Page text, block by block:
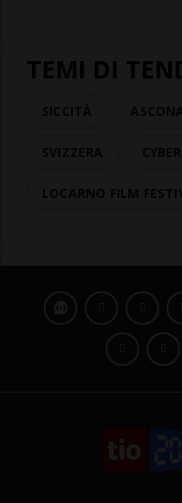
TEMI DI